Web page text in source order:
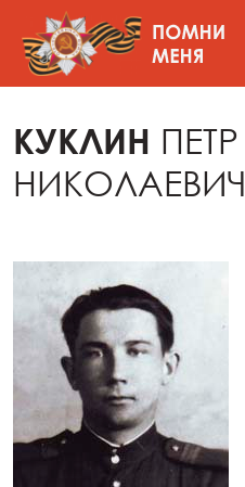
КУКЛИН ПЕТР
НИКОЛАЕВИЧ